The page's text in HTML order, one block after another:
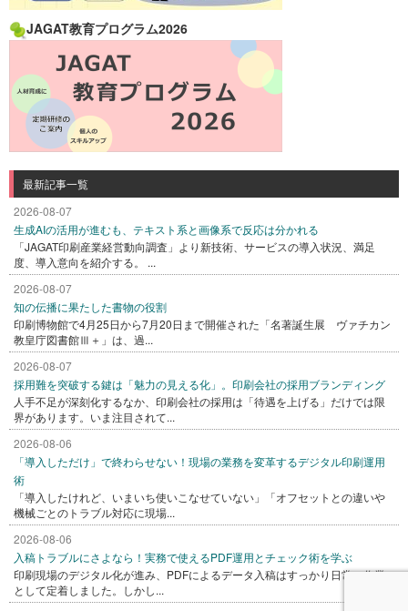
JAGAT教育プログラム2026
最新記事一覧
2026-08-07
生成AIの活用が進むも、テキスト系と画像系で反応は分かれる
「JAGAT印刷産業経営動向調査」より新技術、サービスの導入状況、満足
度、導入意向を紹介する。 ...
2026-08-07
知の伝播に果たした書物の役割
印刷博物館で4月25日から7月20日まで開催された「名著誕生展 ヴァチカン
教皇庁図書館Ⅲ＋」は、過...
2026-08-07
採用難を突破する鍵は「魅力の見える化」。印刷会社の採用ブランディング
人手不足が深刻化するなか、印刷会社の採用は「待遇を上げる」だけでは限
界があります。いま注目されて...
2026-08-06
「導入しただけ」で終わらせない！現場の業務を変革するデジタル印刷運用
術
「導入したけれど、いまいち使いこなせていない」「オフセットとの違いや
機械ごとのトラブル対応に現場...
2026-08-06
入稿トラブルにさよなら！実務で使えるPDF運用とチェック術を学ぶ
印刷現場のデジタル化が進み、PDFによるデータ入稿はすっかり日常の作業
として定着しました。しかし...